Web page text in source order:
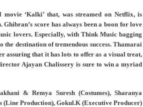
‘Kalki’ that, was streamed on Netflix, is
score has always been a boon for love
lovers. Especially, with Think Music bagging
destination of tremendous success. Thamarai
assuring that it has lots to offer as a visual treat,
Ajayan Chalissery is sure to win a myriad
& Remya Suresh (Costumes), Sharanya
(Line Production), Gokul.K (Executive Producer)